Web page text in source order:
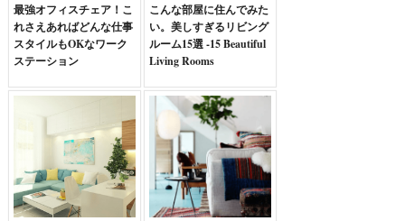
最強オフィスチェア！こ
れさえあればどんな仕事
スタイルもOKなワーク
ステーション
こんな部屋に住んでみた
い。美しすぎるリビング
ルーム15選 -15 Beautiful
Living Rooms